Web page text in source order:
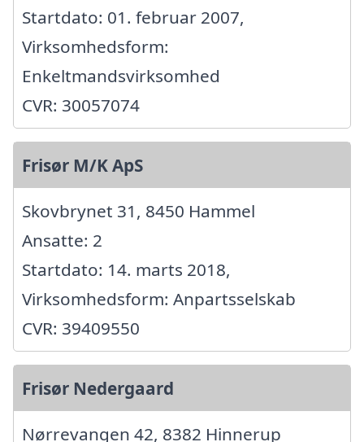
Startdato: 01. februar 2007,
Virksomhedsform:
Enkeltmandsvirksomhed
CVR: 30057074
Frisør M/K ApS
Skovbrynet 31, 8450 Hammel
Ansatte: 2
Startdato: 14. marts 2018,
Virksomhedsform: Anpartsselskab
CVR: 39409550
Frisør Nedergaard
Nørrevangen 42, 8382 Hinnerup